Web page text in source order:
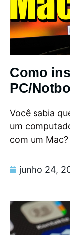
Como
PC/
Você sabia
um
com um
junho 24,